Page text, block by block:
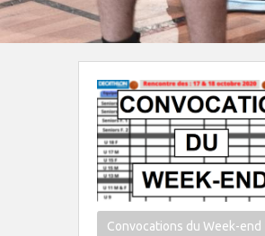
Convocations du Week-end